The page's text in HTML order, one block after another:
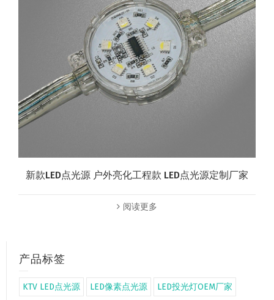
新款LED点光源 户外亮化工程款 LED点光源定制厂家
阅读更多
产品标签
KTV LED点光源 LED像素点光源 LED投光灯OEM厂家